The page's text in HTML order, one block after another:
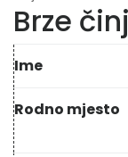
Brze
Ime
Rodno mjesto